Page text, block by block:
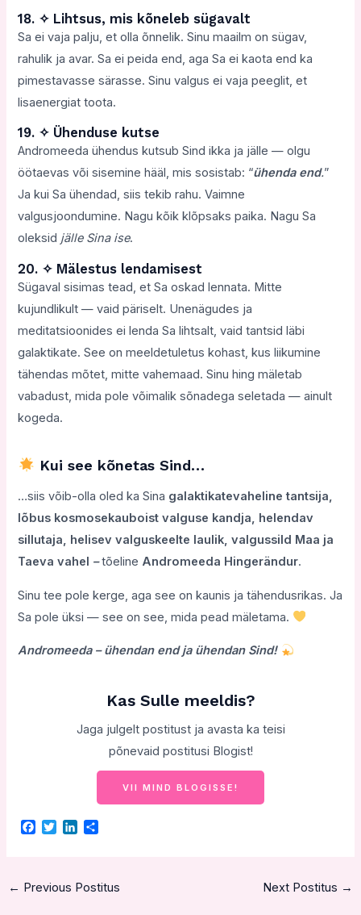
18. ✧ Lihtsus, mis kõneleb sügavalt
Sa ei vaja palju, et olla õnnelik. Sinu maailm on sügav,
rahulik ja avar. Sa ei peida end, aga Sa ei kaota end ka
pimestavasse särasse. Sinu valgus ei vaja peeglit, et
lisaenergiat toota.
19. ✧ Ühenduse kutse
Andromeeda ühendus kutsub Sind ikka ja jälle — olgu
öötaevas või sisemine hääl, mis sosistab: “ühenda end.”
Ja kui Sa ühendad, siis tekib rahu. Vaimne
valgusjoondumine. Nagu kõik klõpsaks paika. Nagu Sa
oleksid jälle Sina ise.
20. ✧ Mälestus lendamisest
Sügaval sisimas tead, et Sa oskad lennata. Mitte
kujundlikult — vaid päriselt. Unenägudes ja
meditatsioonides ei lenda Sa lihtsalt, vaid tantsid läbi
galaktikate. See on meeldetuletus kohast, kus liikumine
tähendas mõtet, mitte vahemaad. Sinu hing mäletab
vabadust, mida pole võimalik sõnadega seletada — ainult
kogeda.
Kui see kõnetas Sind…
…siis võib-olla oled ka Sina galaktikatevaheline tantsija,
lõbus kosmosekauboist valguse kandja, helendav
sillutaja, helisev valguskeelte laulik, valgussild Maa ja
Taeva vahel –tõeline Andromeeda Hingerändur.
Sinu tee pole kerge, aga see on kaunis ja tähendusrikas. Ja
Sa pole üksi — see on see, mida pead mäletama.
Andromeeda – ühendan end ja ühendan Sind!
Kas Sulle meeldis?
Jaga julgelt postitust ja avasta ka teisi
põnevaid postitusi Blogist!
VII MIND BLOGISSE!
F
b
T
t
e
e
← Previous Postitus Next Postitus →